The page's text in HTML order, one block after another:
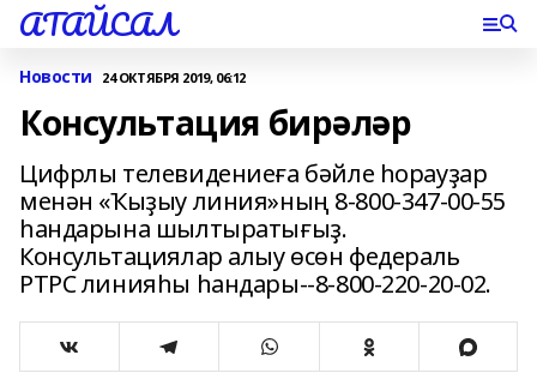
АТАЙСАЛ
Новости 24 ОКТЯБРЯ 2019, 06:12
Консультация бирәләр
Цифрлы телевидениеға бәйле һорауҙар
менән «Ҡыҙыу линия»ның 8-800-347-00-55
һандарына шылтыратығыҙ.
Консультациялар алыу өсөн федераль
РТРС линияһы һандары--8-800-220-20-02.